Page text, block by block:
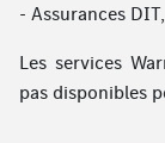
- Assurances
Les services
pas disponibles